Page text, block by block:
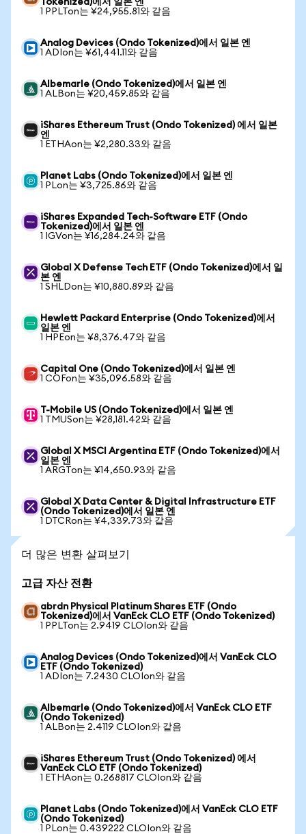
Tokenized)에서 일본 엔
1 PPLTon는 ¥24,955.81와 같음
Analog Devices (Ondo Tokenized)에서 일본 엔
1 ADIon는 ¥61,441.11와 같음
Albemarle (Ondo Tokenized)에서 일본 엔
1 ALBon는 ¥20,459.85와 같음
iShares Ethereum Trust (Ondo Tokenized) 에서 일본
엔
1 ETHAon는 ¥2,280.33와 같음
Planet Labs (Ondo Tokenized)에서 일본 엔
1 PLon는 ¥3,725.86와 같음
iShares Expanded Tech-Software ETF (Ondo
Tokenized)에서 일본 엔
1 IGVon는 ¥16,284.24와 같음
Global X Defense Tech ETF (Ondo Tokenized)에서 일
본 엔
1 SHLDon는 ¥10,880.89와 같음
Hewlett Packard Enterprise (Ondo Tokenized)에서
일본 엔
1 HPEon는 ¥8,376.47와 같음
Capital One (Ondo Tokenized)에서 일본 엔
1 COFon는 ¥35,096.58와 같음
T-Mobile US (Ondo Tokenized)에서 일본 엔
1 TMUSon는 ¥28,181.42와 같음
Global X MSCI Argentina ETF (Ondo Tokenized)에서
일본 엔
1 ARGTon는 ¥14,650.93와 같음
Global X Data Center & Digital Infrastructure ETF
(Ondo Tokenized)에서 일본 엔
1 DTCRon는 ¥4,339.73와 같음
더 많은 변환 살펴보기
고급 자산 전환
abrdn Physical Platinum Shares ETF (Ondo
Tokenized)에서 VanEck CLO ETF (Ondo Tokenized)
1 PPLTon는 2.9419 CLOIon와 같음
Analog Devices (Ondo Tokenized)에서 VanEck CLO
ETF (Ondo Tokenized)
1 ADIon는 7.2430 CLOIon와 같음
Albemarle (Ondo Tokenized)에서 VanEck CLO ETF
(Ondo Tokenized)
1 ALBon는 2.4119 CLOIon와 같음
iShares Ethereum Trust (Ondo Tokenized) 에서
VanEck CLO ETF (Ondo Tokenized)
1 ETHAon는 0.268817 CLOIon와 같음
Planet Labs (Ondo Tokenized)에서 VanEck CLO ETF
(Ondo Tokenized)
1 PLon는 0.439222 CLOIon와 같음